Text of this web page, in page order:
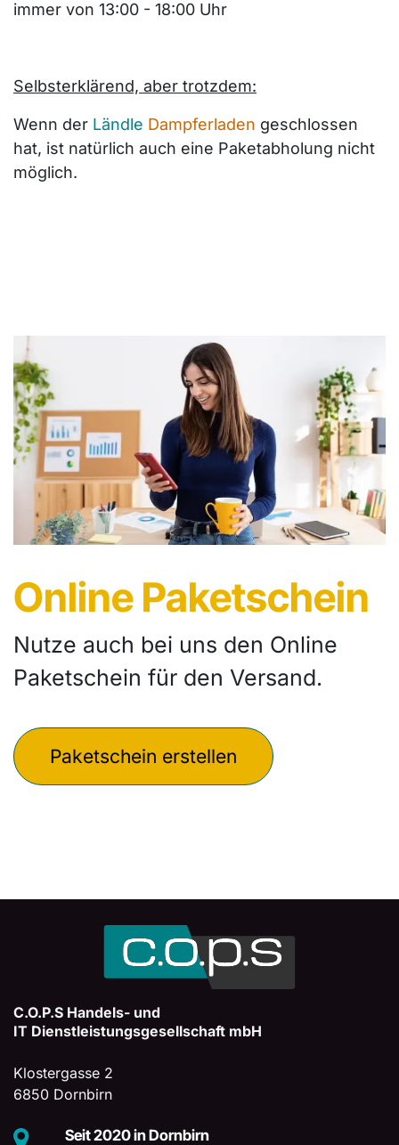
immer von 13:00 - 18:00 Uhr
Selbsterklärend, aber trotzdem:
Wenn der Ländle Dampferladen geschlossen
hat, ist natürlich auch eine Paketabholung nicht
möglich.
Online Paketschein
Nutze auch bei uns den Online
Paketschein für den Versand.
Paketschein erstellen
C.O.P.S Handels- und
IT Dienstleistungsgesellschaft mbH
Klostergasse 2
6850 Dornbirn
Seit 2020 in Dornbirn